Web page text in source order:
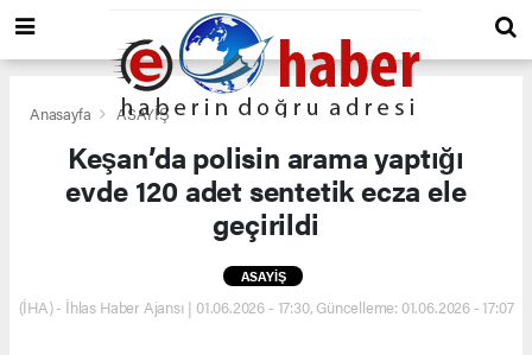
Anasayfa ASAYİŞ
Keşan’da polisin arama yaptığı
evde 120 adet sentetik ecza ele
geçirildi
ASAYİŞ
(İHA) - İhlas Haber Ajansı | 01.06.2026 - 17:30, Güncelleme: 01.06.2026 - 17:07